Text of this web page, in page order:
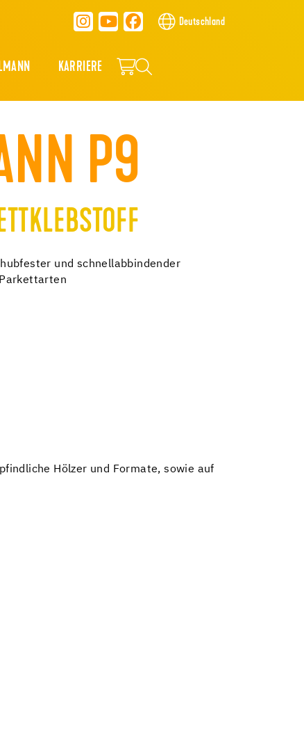
Deutschland
KARRIERE
P9
und schnellabbindender
Hölzer und Formate, sowie auf